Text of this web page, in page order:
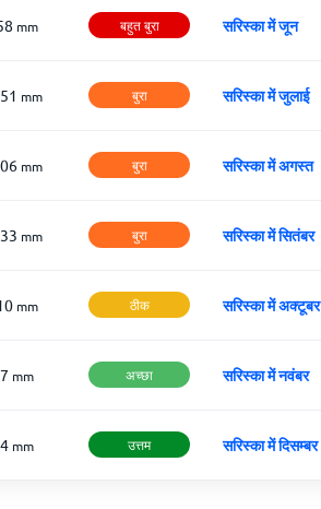
mm बहुत बुरा सरिस्का में जून
mm बुरा सरिस्का में जुलाई
mm बुरा सरिस्का में अगस्त
mm बुरा सरिस्का में सितंबर
mm ठीक सरिस्का में अक्टूबर
7 mm अच्छा सरिस्का में नवंबर
4 mm उत्तम सरिस्का में दिसम्बर